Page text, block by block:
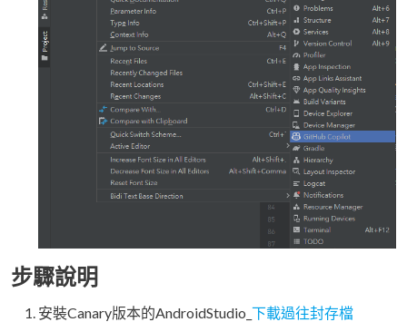
步驟說明
安裝Canary版本的AndroidStudio_ 下載過往封存檔